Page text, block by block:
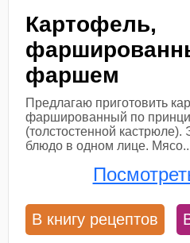
Картофель,
фаршем
Предлагаю приготовить
фаршированный по
(толстостенной
блюдо в одном лице.
В книгу рецептов